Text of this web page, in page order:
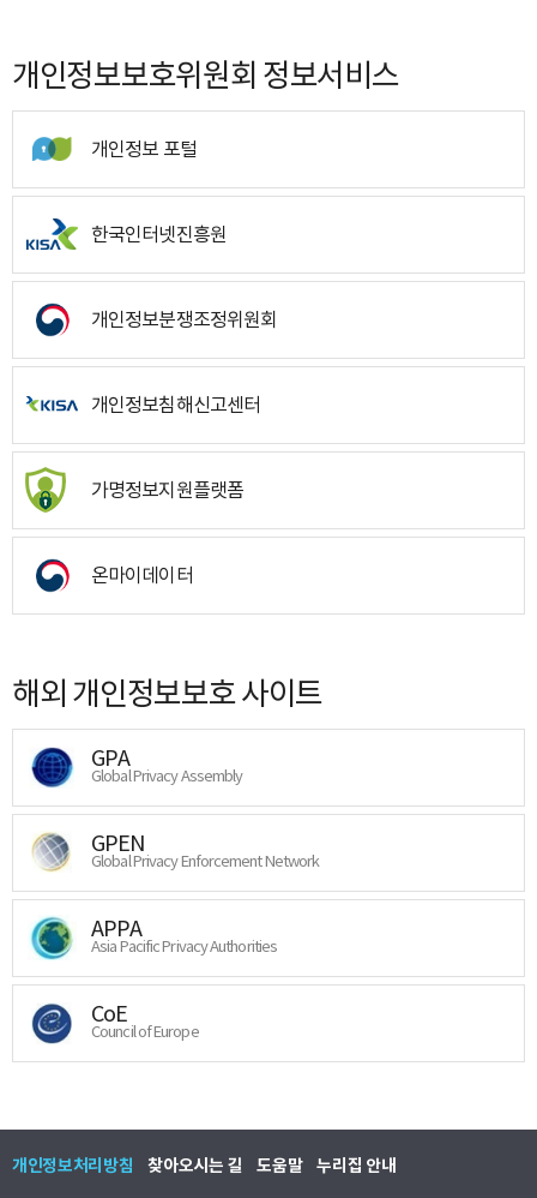
개인정보보호위원회 정보서비스
개인정보 포털
한국인터넷진흥원
개인정보분쟁조정위원회
개인정보침해신고센터
가명정보지원플랫폼
온마이데이터
해외 개인정보보호 사이트
GPA
Global Privacy Assembly
GPEN
Global Privacy Enforcement Network
APPA
Asia Pacific Privacy Authorities
CoE
Council of Europe
개인정보처리방침 찾아오시는 길 도움말 누리집 안내